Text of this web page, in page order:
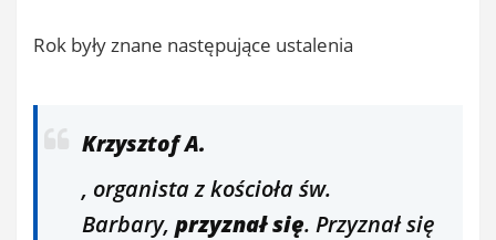
Rok były znane następujące ustalenia
Krzysztof A.
, organista z kościoła św.
Barbary, przyznał się. Przyznał się